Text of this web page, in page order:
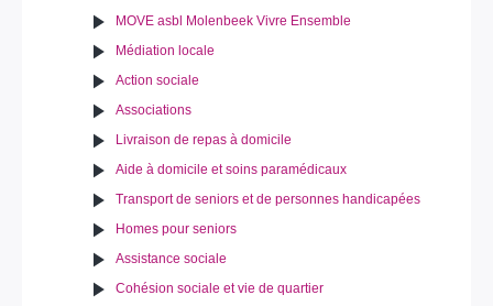
MOVE asbl Molenbeek Vivre Ensemble
Médiation locale
Action sociale
Associations
Livraison de repas à domicile
Aide à domicile et soins paramédicaux
Transport de seniors et de personnes handicapées
Homes pour seniors
Assistance sociale
Cohésion sociale et vie de quartier